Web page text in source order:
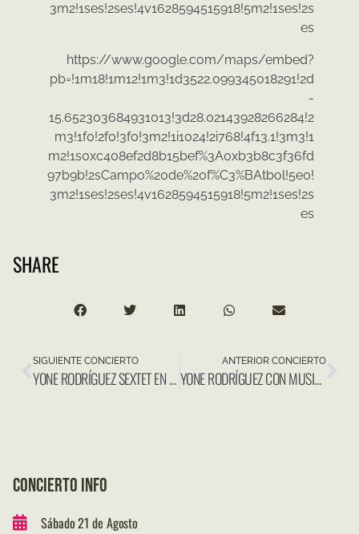
3m2!1ses!2ses!4v1628594515918!5m2!1ses!2s
es
https://www.google.com/maps/embed?
pb=!1m18!1m12!1m3!1d3522.099345018291!2d
-
15.652303684931013!3d28.02143928266284!2
m3!1f0!2f0!3f0!3m2!1i1024!2i768!4f13.1!3m3!1
m2!1s0xc408ef2d8b15bef%3A0xb3b8c3f36fd
97b9b!2sCampo%20de%20f%C3%BAtbol!5e0!
3m2!1ses!2ses!4v1628594515918!5m2!1ses!2s
es
SHARE
SIGUIENTE CONCIERTO
YONE RODRÍGUEZ SEXTET EN FESTIVAL INTERNACIONAL CANARIAS JAZZ & MÁS
ANTERIOR CONCIERTO
YONE RODRÍGUEZ CON MUSICANDO ENSAMBLE EN EXIB MÚSICA SETÚBAL
CONCIERTO INFO
Sábado 21 de Agosto